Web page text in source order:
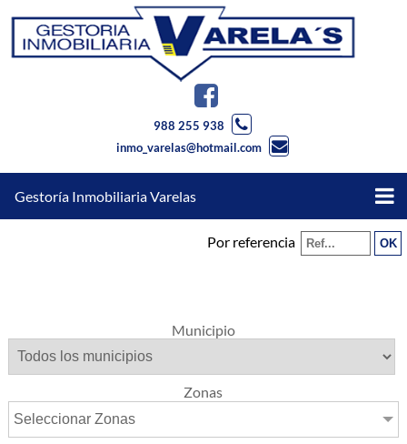
988 255 938
inmo_varelas@hotmail.com
Gestoría Inmobiliaria Varelas
Por referencia
Municipio
Zonas
Seleccionar Zonas